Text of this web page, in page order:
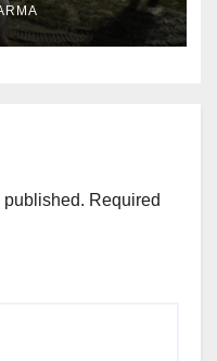
published. Required